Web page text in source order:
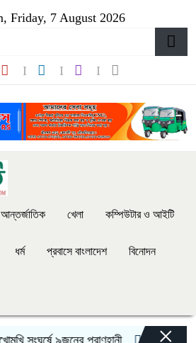
Friday, 7 August 2026
আন্তর্জাতিক খেলা কম্পিউটার ও আইটি
ধর্ম প্রবাসে বাংলাদেশ বিনোদন
×